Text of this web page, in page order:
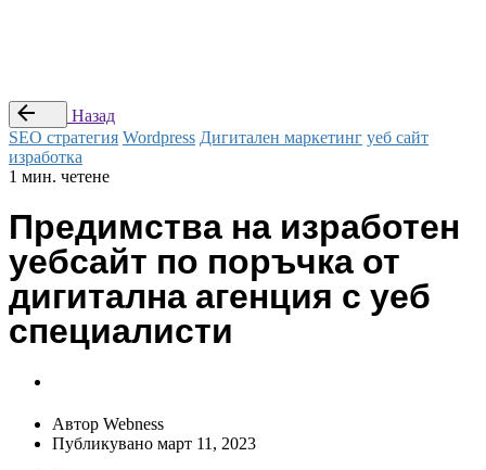
Назад
SEO стратегия Wordpress Дигитален маркетинг уеб сайт
изработка
1 мин. четене
Предимства на изработен
уебсайт по поръчка от
дигитална агенция с уеб
специалисти
Автор Webness
Публикувано март 11, 2023